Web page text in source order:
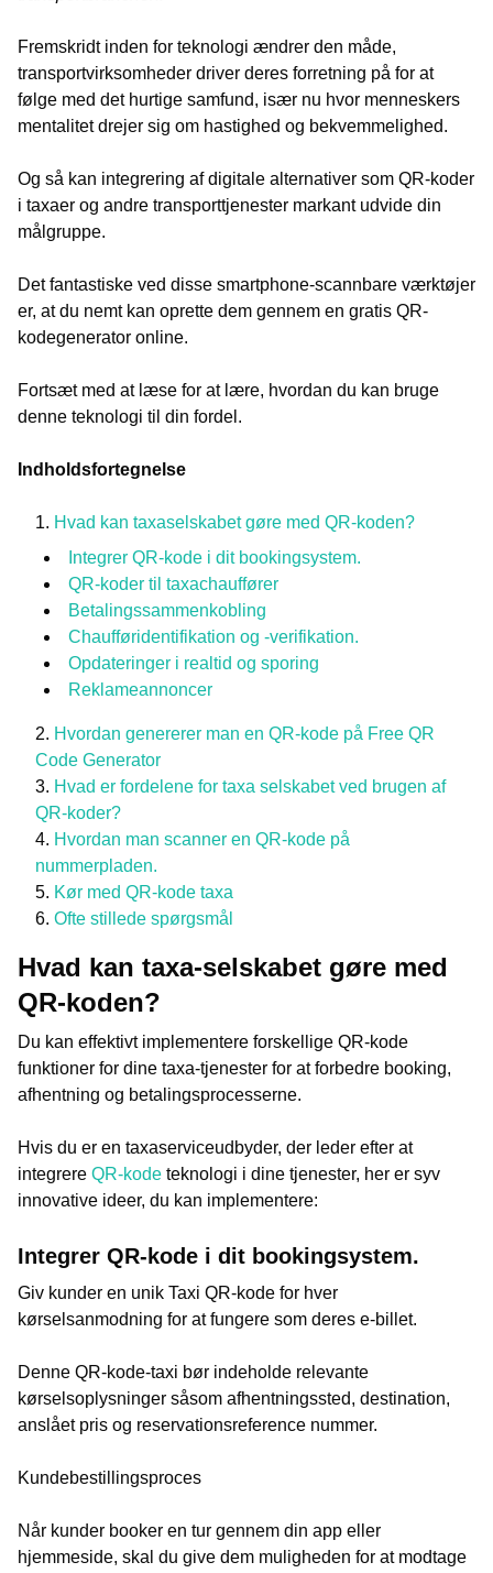
Fremskridt inden for teknologi ændrer den måde,
transportvirksomheder driver deres forretning på for at
følge med det hurtige samfund, især nu hvor menneskers
mentalitet drejer sig om hastighed og bekvemmelighed.
Og så kan integrering af digitale alternativer som QR-koder
i taxaer og andre transporttjenester markant udvide din
målgruppe.
Det fantastiske ved disse smartphone-scannbare værktøjer
er, at du nemt kan oprette dem gennem en gratis QR-
kodegenerator online.
Fortsæt med at læse for at lære, hvordan du kan bruge
denne teknologi til din fordel.
Indholdsfortegnelse
Hvad kan taxaselskabet gøre med QR-koden?
Integrer QR-kode i dit bookingsystem.
QR-koder til taxachauffører
Betalingssammenkobling
Chaufføridentifikation og -verifikation.
Opdateringer i realtid og sporing
Reklameannoncer
Hvordan genererer man en QR-kode på Free QR
Code Generator
Hvad er fordelene for taxa selskabet ved brugen af
QR-koder?
Hvordan man scanner en QR-kode på
nummerpladen.
Kør med QR-kode taxa
Ofte stillede spørgsmål
Hvad kan taxa-selskabet gøre med
QR-koden?
Du kan effektivt implementere forskellige QR-kode
funktioner for dine taxa-tjenester for at forbedre booking,
afhentning og betalingsprocesserne.
Hvis du er en taxaserviceudbyder, der leder efter at
integrere QR-kode teknologi i dine tjenester, her er syv
innovative ideer, du kan implementere:
Integrer QR-kode i dit bookingsystem.
Giv kunder en unik Taxi QR-kode for hver
kørselsanmodning for at fungere som deres e-billet.
Denne QR-kode-taxi bør indeholde relevante
kørselsoplysninger såsom afhentningssted, destination,
anslået pris og reservationsreference nummer.
Kundebestillingsproces
Når kunder booker en tur gennem din app eller
hjemmeside, skal du give dem muligheden for at modtage